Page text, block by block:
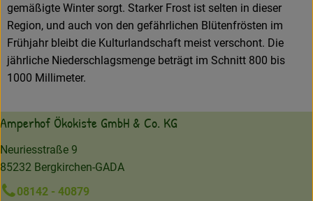
gemäßigte Winter sorgt. Starker Frost ist selten in dieser
Region, und auch von den gefährlichen Blütenfrösten im
Frühjahr bleibt die Kulturlandschaft meist verschont. Die
jährliche Niederschlagsmenge beträgt im Schnitt 800 bis
1000 Millimeter.
Amperhof Ökokiste GmbH & Co. KG
Neuriesstraße 9
85232 Bergkirchen-GADA
08142 - 40879